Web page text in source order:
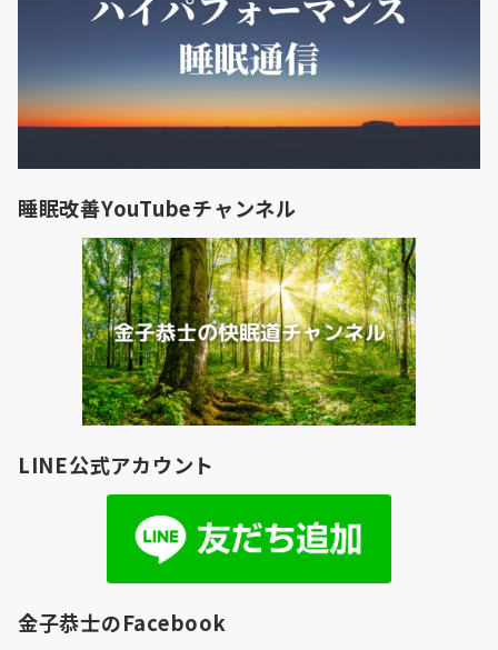
睡眠改善YouTubeチャンネル
LINE公式アカウント
金子恭士のFacebook